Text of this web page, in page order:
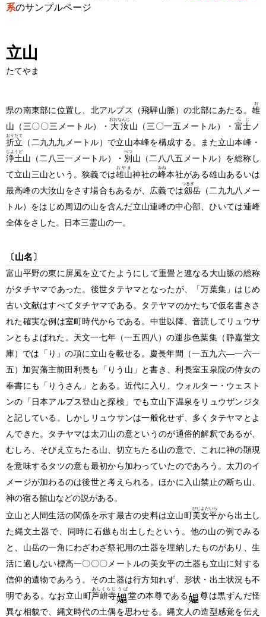
系のサンプルページ
立山
たてやま
県の南東部に位置し、北アルプス （飛騨山脈） の北部にあたる。 雄
お
山 （三〇〇三メートル） ・ 大汝
おおなんじ
山 （三〇一五メートル） ・ 富士
ふじ
ノ
折立
おりたて
（二九九九メートル） で立山本峰を構成する。また立山本峰・
浄土
じようど
山 （二八三一メートル） ・ 別
べつ
山 （二八八五メートル） を総称し
て立山三山という。狭義では雄山
おやま
神社の峰
みね
本社がある雄山あるいは
最高峰の大汝山をさす場合もあるが、広義では劔
つるぎ
岳 （二九九八メー
トル） をはじめ周辺の山を含んだ立山連峰の中心部、ひいては連峰
全体をさした。日本三霊山の一。
〔山名〕
富山平野の東に屏風を立てたようにして重畳と連なる大山脈の総称
がタチヤマであった。後世タテヤマとなったが、「万葉集」はじめ
古い文献はすべてタチヤマである。タテヤマのかたちで仮名書きさ
れた確実な例は室町時代からである。中世以降、音読してリュウサ
ンともよばれた。天文一七年 （一五四八） の運歩色葉集 （静嘉堂文
庫） では「り」の項に立山を載せる。慶長年間
（一五九六―一六一
五） 加賀藩主前田利長も「りう山」と書き、利長室玉泉院の侍女の
奉書にも「りうさん」とある。近代に入り、ウォルター・ウェスト
ンの「日本アルプス登山と探検」でも立山下温泉をリュウザンジタ
と記している。しかしリュウサンは一般化せず、多くタテヤマとよ
んできた。タチヤマは太刀山の意というのが通俗的解釈であるが、
むしろ、そびえ立ちたる山、切立ちたる山の意で、これに神の顕現
を意味するタツの意も最初から加わっていたのであろう。太刀のイ
メージが加わるのは後世と考えられる。ほかに入山禁止の断ち山、
神の宿る館山などの説がある。
立山と人間生活の関係を示す最古の史料は立山町美女平
びじよだいら
から出土し
た縄文土器で、同時に石鏃も出土したという。他の山の例でみる
と、山岳の一角にわざわざ祭祀用の土器を埋納したものがあり、生
活に適しない標高一〇〇〇メートルの美女平の土器も立山に対する
信仰的遺物であろう。その土器は行方知れず、形状・出土状況も不
明である。なお立山町芦峅寺
あしくらじ うば
堂の本尊である
尊は黒ずんだ怪
異な相貌で、縄文時代の土偶を思わせる。縄文人の造型感覚を伝え